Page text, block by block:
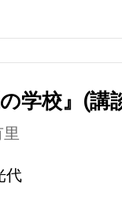
の学校』(講
代